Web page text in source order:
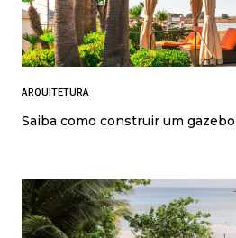
ARQUITETURA
Saiba como construir um